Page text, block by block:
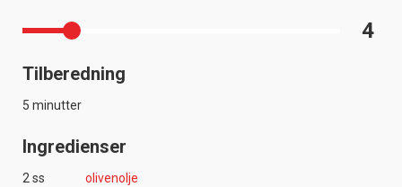
4
Tilberedning
5 minutter
Ingredienser
2 ss
olivenolje